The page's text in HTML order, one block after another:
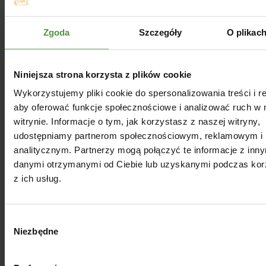
Zgoda Szczegóły O
Niniejsza strona korzysta z plików cookie
Wykorzystujemy pliki cookie do spersonalizowania treści i
aby oferować funkcje społecznościowe i analizować ruch w
witrynie. Informacje o tym, jak korzystasz z naszej witryny,
udostępniamy partnerom społecznościowym, reklamowym i
analitycznym. Partnerzy mogą połączyć te informacje z
danymi otrzymanymi od Ciebie lub uzyskanymi podczas
z ich usług.
zgody
Niezbędne